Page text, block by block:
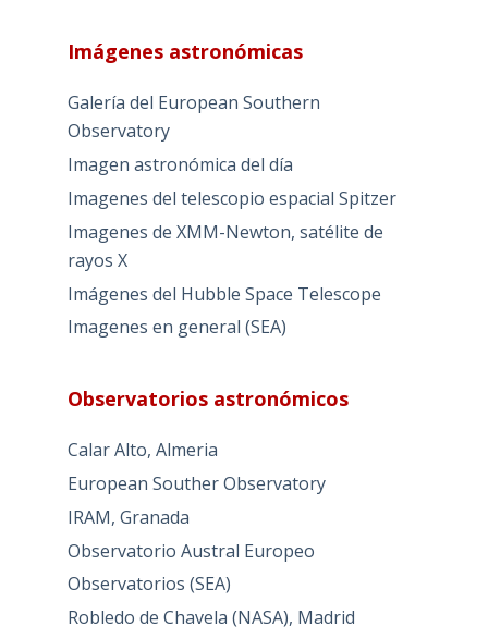
Imágenes astronómicas
Galería del European Southern
Observatory
Imagen astronómica del día
Imagenes del telescopio espacial Spitzer
Imagenes de XMM-Newton, satélite de
rayos X
Imágenes del Hubble Space Telescope
Imagenes en general (SEA)
Observatorios astronómicos
Calar Alto, Almeria
European Souther Observatory
IRAM, Granada
Observatorio Austral Europeo
Observatorios (SEA)
Robledo de Chavela (NASA), Madrid